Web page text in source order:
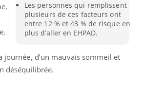
Les personnes qui remplissent
plusieurs de ces facteurs ont
entre 12 % et 43 % de risque en
plus d’aller en EHPAD.
journée, d’un mauvais sommeil et
déséquilibrée.